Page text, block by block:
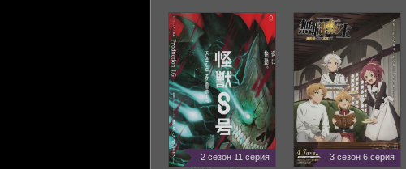
2 сезон 11 серия 3 сезон 6 серия